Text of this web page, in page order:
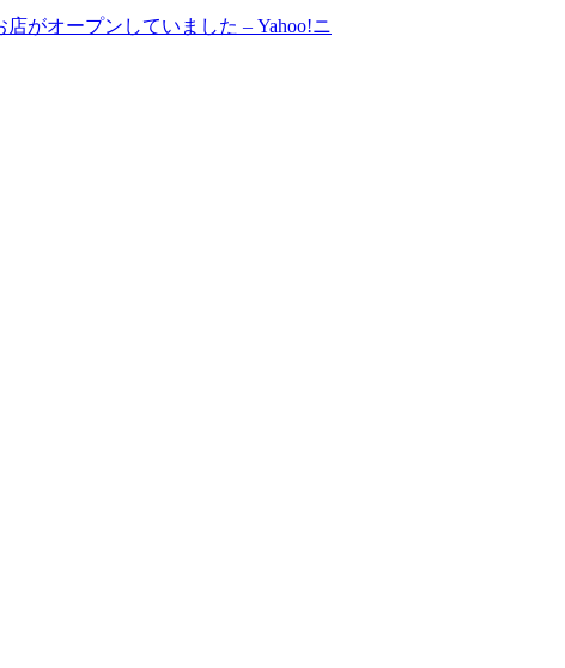
がオープンしていました – Yahoo!ニ